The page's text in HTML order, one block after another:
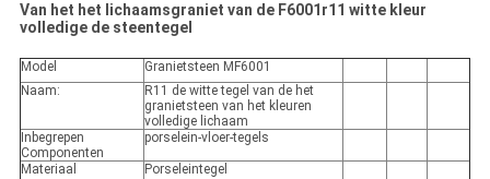
Van het het lichaamsgraniet van de F6001r11 witte kleur
volledige de steentegel
Model
Granietsteen MF6001
Naam:
R11 de witte tegel van de het
granietsteen van het kleuren
volledige lichaam
Inbegrepen
Componenten
porselein-vloer-tegels
Materiaal
Porseleintegel